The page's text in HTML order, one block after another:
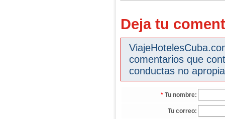
Deja tu
comentarios que
conductas no
* Tu nombre:
Tu correo: